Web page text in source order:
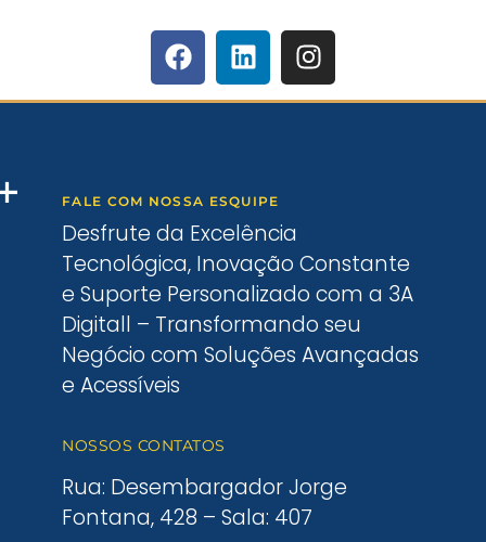
FALE COM NOSSA ESQUIPE
Desfrute da Excelência
Tecnológica, Inovação Constante
e Suporte Personalizado com a 3A
Digitall – Transformando seu
Negócio com Soluções Avançadas
e Acessíveis
NOSSOS CONTATOS
Rua: Desembargador Jorge
Fontana, 428 – Sala: 407